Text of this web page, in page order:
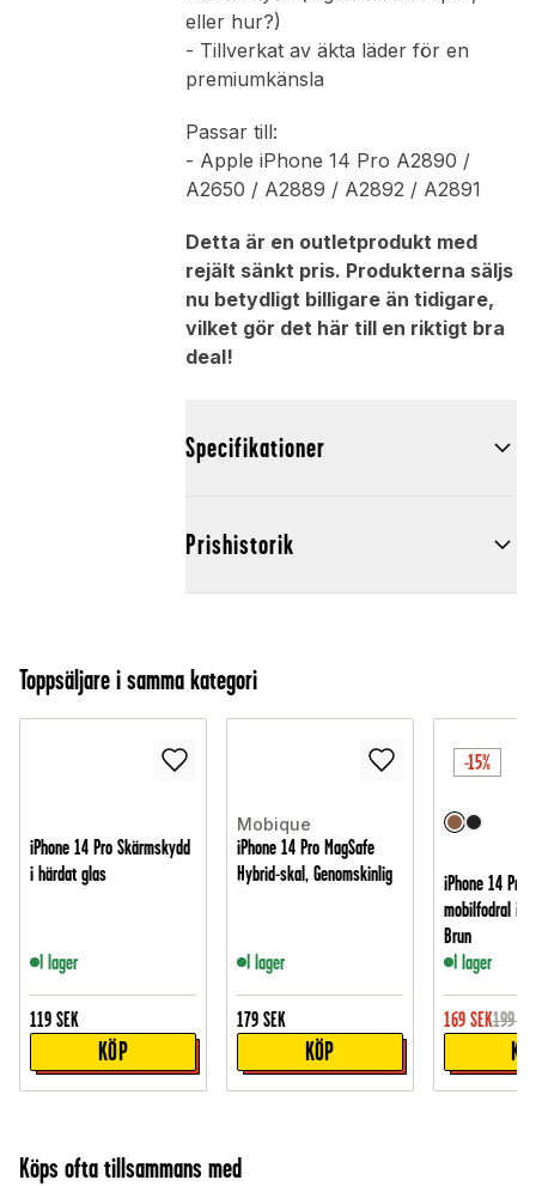
eller hur?)
- Tillverkat av äkta läder för en
premiumkänsla
Passar till:
- Apple iPhone 14 Pro A2890 /
A2650 / A2889 / A2892 / A2891
Detta är en outletprodukt med
rejält sänkt pris. Produkterna säljs
nu betydligt billigare än tidigare,
vilket gör det här till en riktigt bra
deal!
Specifikationer
Prishistorik
Toppsäljare i samma kategori
iPhone 14 Pro Skärmskydd
i härdat glas
I lager
119 SEK
KÖP
Mobique
iPhone 14 Pro MagSafe
Hybrid-skal, Genomskinlig
I lager
179 SEK
KÖP
-15%
iPhone 14 Pro
mobilfodral i
Brun
I lager
169 SEK199
Köps ofta tillsammans med